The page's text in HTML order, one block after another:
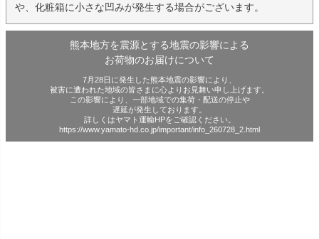
や、化粧箱に小さな凹みが発生する場合がございます。
熊本地方を震源とする地震の影響による
お荷物のお届けについて
7月28日に発生した熊本地震の影響により、
被害に遭われた地域の皆さまに心よりお見舞い申し上げます。
この影響により、一部地域での集荷・配送の停止や
遅延が発生しております。
詳しくはヤマト運輸HPをご確認ください。
https://www.yamato-hd.co.jp/important/info_260728_2.html